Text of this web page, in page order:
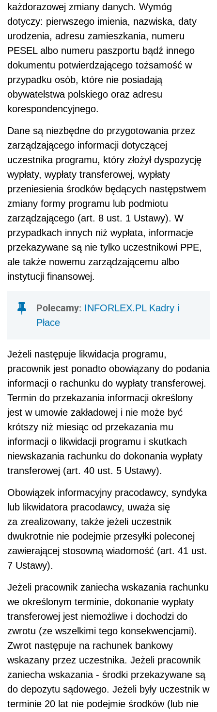
każdorazowej zmiany danych. Wymóg
dotyczy: pierwszego imienia, nazwiska, daty
urodzenia, adresu zamieszkania, numeru
PESEL albo numeru paszportu bądź innego
dokumentu potwierdzającego tożsamość w
przypadku osób, które nie posiadają
obywatelstwa polskiego oraz adresu
korespondencyjnego.
Dane są niezbędne do przygotowania przez
zarządzającego informacji dotyczącej
uczestnika programu, który złożył dyspozycję
wypłaty, wypłaty transferowej, wypłaty
przeniesienia środków będących następstwem
zmiany formy programu lub podmiotu
zarządzającego (art. 8 ust. 1 Ustawy). W
przypadkach innych niż wypłata, informacje
przekazywane są nie tylko uczestnikowi PPE,
ale także nowemu zarządzającemu albo
instytucji finansowej.
Polecamy: INFORLEX.PL Kadry i
Płace
Jeżeli następuje likwidacja programu,
pracownik jest ponadto obowiązany do podania
informacji o rachunku do wypłaty transferowej.
Termin do przekazania informacji określony
jest w umowie zakładowej i nie może być
krótszy niż miesiąc od przekazania mu
informacji o likwidacji programu i skutkach
niewskazania rachunku do dokonania wypłaty
transferowej (art. 40 ust. 5 Ustawy).
Obowiązek informacyjny pracodawcy, syndyka
lub likwidatora pracodawcy, uważa się
za zrealizowany, także jeżeli uczestnik
dwukrotnie nie podejmie przesyłki poleconej
zawierającej stosowną wiadomość (art. 41 ust.
7 Ustawy).
Jeżeli pracownik zaniecha wskazania rachunku
we określonym terminie, dokonanie wypłaty
transferowej jest niemożliwe i dochodzi do
zwrotu (ze wszelkimi tego konsekwencjami).
Zwrot następuje na rachunek bankowy
wskazany przez uczestnika. Jeżeli pracownik
zaniecha wskazania - środki przekazywane są
do depozytu sądowego. Jeżeli były uczestnik w
terminie 20 lat nie podejmie środków (lub nie